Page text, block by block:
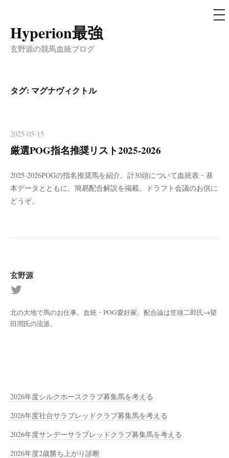
コ
ン
ツ
へ
ッ
プ
Hyperion最強
玄野源の競馬血統ブログ
メ
ニ
タグ: マグナヴィクトル
2025-05-15
厳選POG指名推奨リスト2025-2026
2025-2026POGの指名推奨馬を紹介。計30頭について血統表・基
本データとともに、簡易配合解説を掲載。ドラフト会議のお供に
どうぞ。
玄野源
北の大地で馬のお仕事。血統・POG愛好家。配合論は笠雄二郎氏→望
田潤氏の流派。
2026年度シルクホースクラブ募集馬を考える
2026年度社台サラブレッドクラブ募集馬を考える
2026年度サンデーサラブレッドクラブ募集馬を考える
2026年度2歳勝ち上がり診断